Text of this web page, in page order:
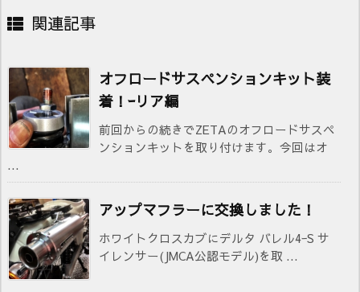
関連記事
オフロードサスペンションキット装
着！ｰリア編
前回からの続きでZETAのオフロードサスペ
ンションキットを取り付けます。今回はオ
...
アップマフラーに交換しました！
ホワイトクロスカブにデルタ バレル4ｰS サ
イレンサー(JMCA公認モデル)を取 ...